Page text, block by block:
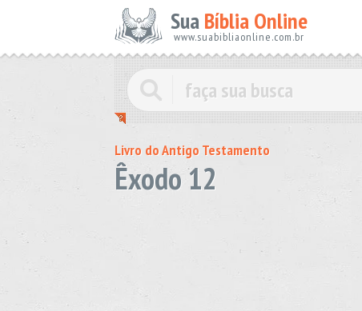
SuaBíblia Online
www.suabibliaonline.com.br
Livro do Antigo Testamento
Êxodo 12